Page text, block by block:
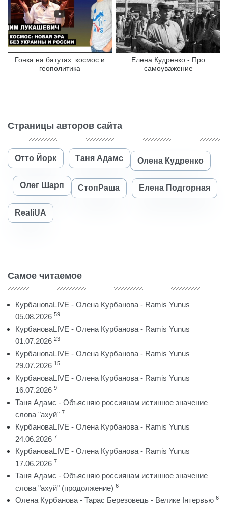
Гонка на батутах: космос и
геополитика
Елена Кудренко - Про
самоуважение
Страницы авторов сайта
Отто Йорк Таня Адамс Олена Кудренко
Олег Шарп СтопРаша Елена Подгорная
RealiUA
Самое читаемое
КурбановаLIVE - Олена Курбанова - Ramis Yunus
05.08.2026 59
КурбановаLIVE - Олена Курбанова - Ramis Yunus
01.07.2026 23
КурбановаLIVE - Олена Курбанова - Ramis Yunus
29.07.2026 15
КурбановаLIVE - Олена Курбанова - Ramis Yunus
16.07.2026 9
Таня Адамс - Объясняю россиянам истинное значение
слова "ахуй" 7
КурбановаLIVE - Олена Курбанова - Ramis Yunus
24.06.2026 7
КурбановаLIVE - Олена Курбанова - Ramis Yunus
17.06.2026 7
Таня Адамс - Объясняю россиянам истинное значение
слова "ахуй" (продолжение) 6
Олена Курбанова - Тарас Березовець - Велике Інтервью 6